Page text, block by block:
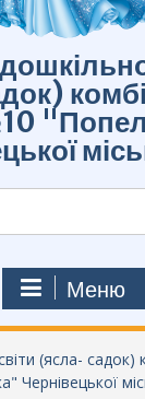
Меню
(ясла- садок)